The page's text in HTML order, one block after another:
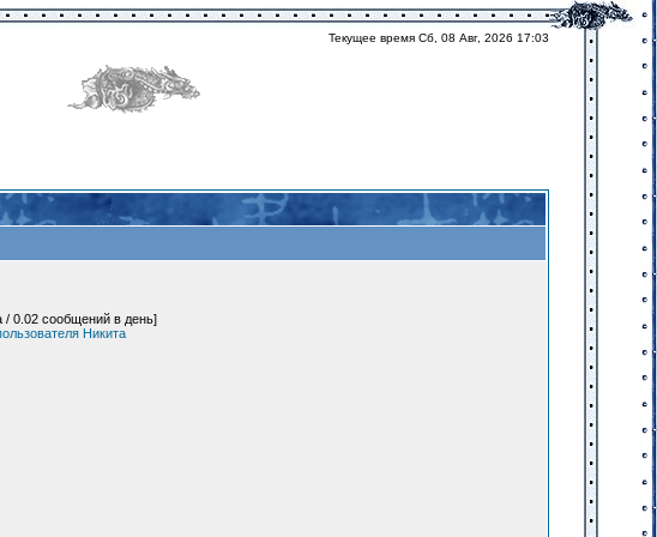
Текущее время Сб, 08 Авг, 2026 17:03
/ 0.02 сообщений в день]
Никита